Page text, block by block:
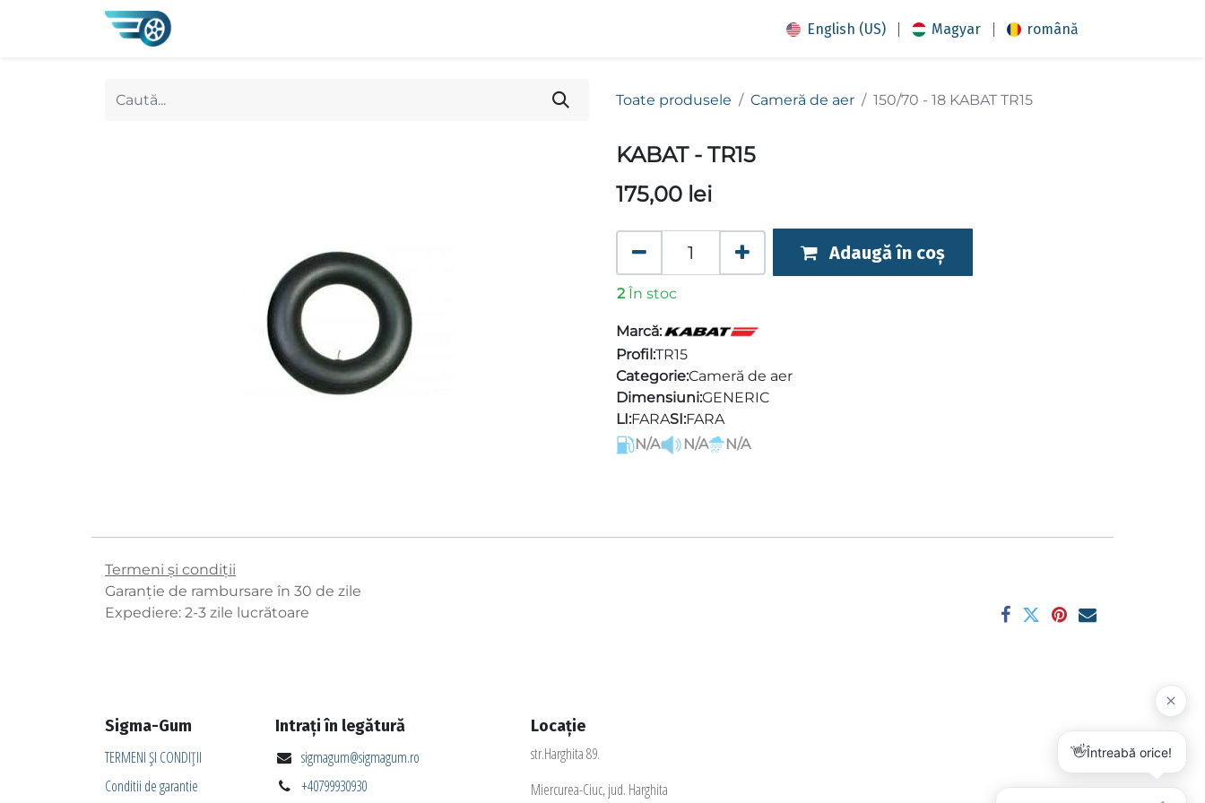
English (US) | Magyar | română
Toate produsele Cameră de aer 150/70 - 18 KABAT TR15
KABAT - TR15
175,00 lei
Adaugă în coș
2 În stoc
Marcă:
Profil:TR15
Categorie:Cameră de aer
Dimensiuni:GENERIC
LI:FARASI:FARA
N/A
N/A N/A
Termeni și condiții
Garanție de rambursare în 30 de zile
Expediere: 2-3 zile lucrătoare
Sigma-Gum
TERMENI ȘI CONDIȚII
Conditii de garantie
Intrați în legătură
sigmagum@sigmagum.ro
+40799930930
Locație
str.Harghita 89.
Miercurea-Ciuc, jud. Harghita